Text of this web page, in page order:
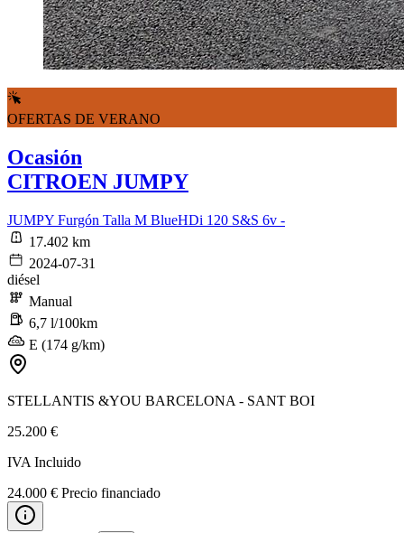
OFERTAS DE VERANO
Ocasión
CITROEN JUMPY
JUMPY Furgón Talla M BlueHDi 120 S&S 6v -
17.402 km
2024-07-31
diésel
Manual
6,7 l/100km
E (174 g/km)
STELLANTIS &YOU BARCELONA - SANT BOI
25.200 €
IVA Incluido
24.000 € Precio financiado